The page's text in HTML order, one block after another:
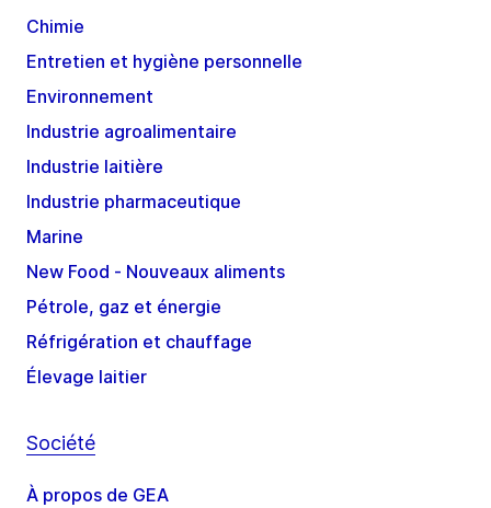
Chimie
Entretien et hygiène personnelle
Environnement
Industrie agroalimentaire
Industrie laitière
Industrie pharmaceutique
Marine
New Food - Nouveaux aliments
Pétrole, gaz et énergie
Réfrigération et chauffage
Élevage laitier
Société
À propos de GEA